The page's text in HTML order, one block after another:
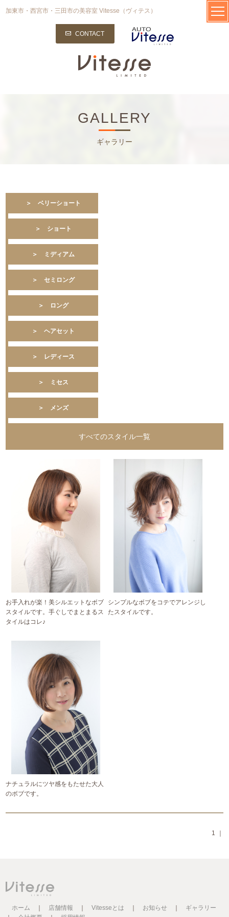
加東市・西宮市・三田市の美容室 Vitesse（ヴィテス）
CONTACT
GALLERY
ギャラリー
＞ ベリーショート
＞ ショート
＞ ミディアム
＞ セミロング
＞ ロング
＞ ヘアセット
＞ レディース
＞ ミセス
＞ メンズ
すべてのスタイル一覧
お手入れが楽！美シルエットなボブ
スタイルです。手ぐしでまとまるス
タイルはコレ♪
シンプルなボブをコテでアレンジし
たスタイルです。
ナチュラルにツヤ感をもたせた大人
のボブです。
1 ｜
ホーム ｜ 店舗情報 ｜ Vitesseとは ｜ お知らせ ｜
ギャラリー